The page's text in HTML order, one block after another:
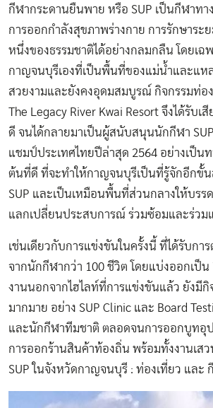
กีฬากระดานยืนพาย หรือ SUP เป็นกีฬาทา
การออกกำลังสุขภาพร่างกาย การรักษาระ
หนึ่งของธรรมชาติได้อย่างกลมกลืน โดยเฉ
กาญจนบุรีเองที่เป็นพื้นที่ของแม่น้ำและแห
สวยงามและยังคงอุดมสมบูรณ์ กิจกรรมท่อ
The Legacy River Kwai Resort จึงได้รับเ
ดี จนได้กลายมาเป็นผู้สนับสนุนนักกีฬา
แชมป์ประเทศไทยปีล่าสุด 2564 อย่างเป็นท
ต้นที่ดี ที่จะทำให้กาญจนบุรีเป็นที่รู้จักอีกขั้
SUP และเป็นเหมือนพื้นที่ส่วนกลางให้บร
แลกเปลี่ยนประสบการณ์ ร่วมซ้อมและร่วม
เช่นเดียวกับการแข่งขันในครั้งนี้ ที่ได้รับกา
จากนักกีฬากว่า 100 ชีวิต โดยแบ่งออกเป็น
งานนอกจากไฮไลท์ที่การแข่งขันแล้ว ยังมีกิ
มากมาย อย่าง SUP Clinic และ Board
และนักกีฬาทีมชาติ ตลอดจนการออกบูทอุ
การออกร้านสินค้าท้องถิ่น พร้อมทั้งงานเส
SUP ในจังหวัดกาญจนบุรี : ท่องเที่ยว และ